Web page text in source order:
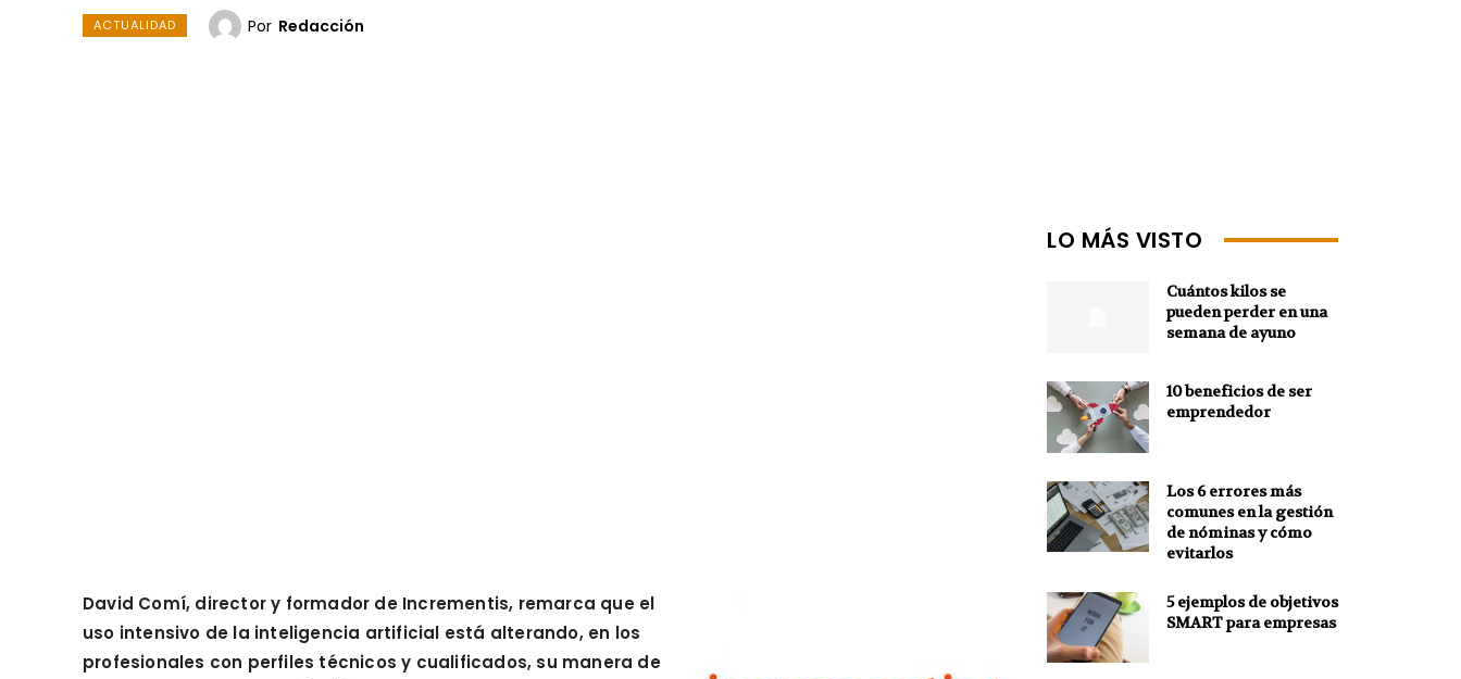
ACTUALIDAD Por Redacción
David Comí, director y formador de Incrementis, remarca que el
uso intensivo de la inteligencia artificial está alterando, en los
profesionales con perfiles técnicos y cualificados, su manera de
LO MÁS VISTO
Cuántos kilos se
pueden perder en una
semana de ayuno
10 beneficios de ser
emprendedor
Los 6 errores más
comunes en la gestión
de nóminas y cómo
evitarlos
5 ejemplos de objetivos
SMART para empresas